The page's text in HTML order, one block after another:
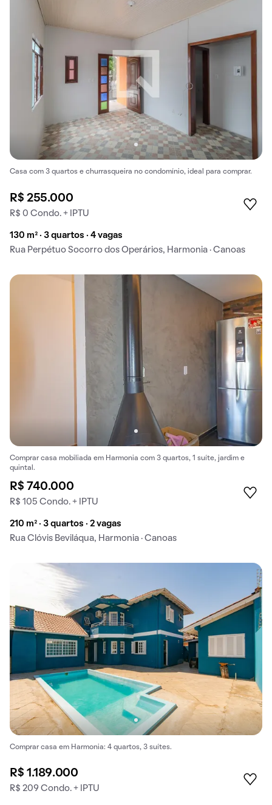
Casa com 3 quartos e churrasqueira no condomínio, ideal para comprar.
R$ 255.000
R$ 0 Condo. + IPTU
130 m² · 3 quartos · 4 vagas
Rua Perpétuo Socorro dos Operários, Harmonia · Canoas
Comprar casa mobiliada em Harmonia com 3 quartos, 1 suíte, jardim e
quintal.
R$ 740.000
R$ 105 Condo. + IPTU
210 m² · 3 quartos · 2 vagas
Rua Clóvis Beviláqua, Harmonia · Canoas
Comprar casa em Harmonia: 4 quartos, 3 suítes.
R$ 1.189.000
R$ 209 Condo. + IPTU